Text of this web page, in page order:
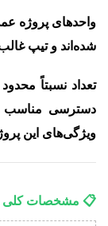
واحدهای پروژه
شده‌اند و تیپ غالب
تعداد نسبتاً
دسترسی مناسب
ویژگی‌های این
📋 مشخصات کلی